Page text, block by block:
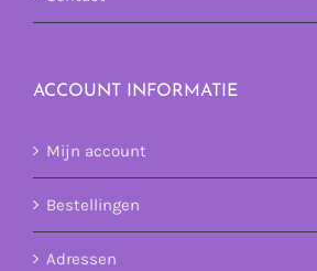
ACCOUNT INFORMATIE
Mijn account
Bestellingen
Adressen